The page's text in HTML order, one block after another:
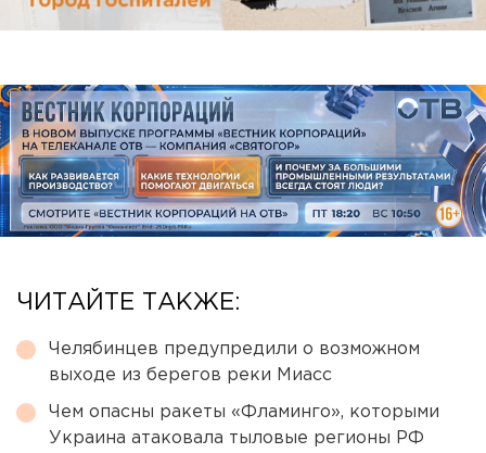
ЧИТАЙТЕ ТАКЖЕ:
Челябинцев предупредили о возможном
выходе из берегов реки Миасс
Чем опасны ракеты «Фламинго», которыми
Украина атаковала тыловые регионы РФ